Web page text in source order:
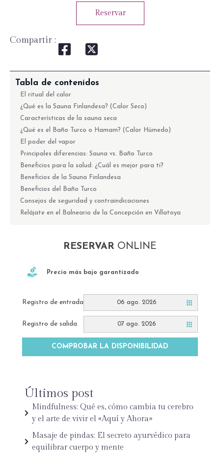
Reservar
Compartir :
Tabla de contenidos
El ritual del calor
¿Qué es la Sauna Finlandesa? (Calor Seco)
Características de la sauna seca
¿Qué es el Baño Turco o Hamam? (Calor Húmedo)
El poder del vapor
Principales diferencias: Sauna vs. Baño Turco
Beneficios para la salud: ¿Cuál es mejor para ti?
Beneficios de la Sauna Finlandesa
Beneficios del Baño Turco
Consejos de seguridad y contraindicaciones
Relájate en el Balneario de la Concepción en Villatoya
RESERVAR ONLINE
Precio más bajo garantizado
Registro de entrada 06 ago. 2026
Registro de salida 07 ago. 2026
COMPROBAR LA DISPONIBILIDAD
Últimos post
Mindfulness: Qué es, cómo cambia tu cerebro
y el arte de vivir el «Aquí y Ahora»
Masaje de pindas: El secreto ayurvédico para
equilibrar cuerpo y mente